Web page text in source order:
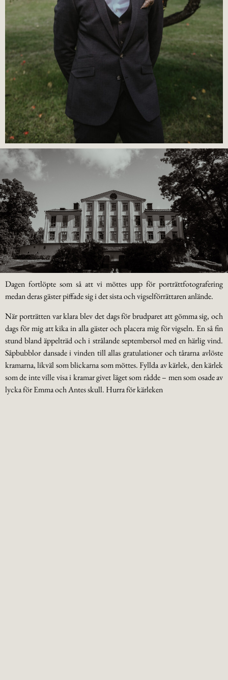
Dagen fortlöpte som så att vi möttes upp för porträttfotografering
medan deras gäster piffade sig i det sista och vigselförrättaren anlände.
När porträtten var klara blev det dags för brudparet att gömma sig, och
dags för mig att kika in alla gäster och placera mig för vigseln. En så fin
stund bland äppelträd och i strålande septembersol med en härlig vind.
Såpbubblor dansade i vinden till allas gratulationer och tårarna avlöste
kramarna, likväl som blickarna som möttes. Fyllda av kärlek, den kärlek
som de inte ville visa i kramar givet läget som rådde – men som osade av
lycka för Emma och Antes skull. Hurra för kärleken